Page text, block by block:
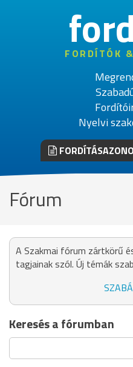
FORDÍTÓK
Nyelvi
Fórum
A Szakmai fórum zártkörű
tagjainak szól. Új témák
Keresés a fórumban